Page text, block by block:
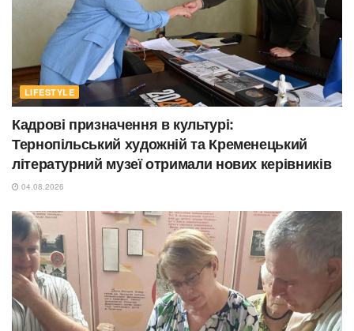
LIFESTYLE
Кадрові призначення в культурі:
Тернопільський художній та Кременецький
літературний музеї отримали нових керівників
04.08.2026